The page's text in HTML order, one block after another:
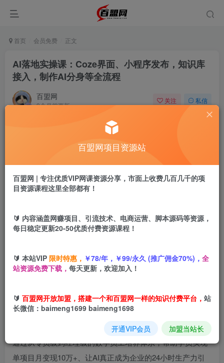
首页 会员免费 正文
AI落地实操课：Coze界面、小程序发布，知识库
接入，制作AI分身等全流程
百盟网
9个月前更新
关注 私信
盟币9.9
立即购买
2025年企业数字化转型的必修课，涵盖提示词工程、业务流
拆解、智能体搭建、工作流优化、效果调优五大核心模块，
通过从专员级到经理级的数字员工培养体系，帮助学员实现
单项目月变现10万+、让AI真正成为企业的24小时生产力引
百盟网项目资源站
百盟网 | 专注优质VIP网课资源分享，市面上收费几百几千的项
目资源课程这里全部都有！
🔰 内容涵盖网赚项目、引流技术、电商运营、脚本源码等资源，
每日稳定更新20-50优质付费资源课程！
🔰 本站VIP 限时特惠， ￥78/年，￥99/永久 (推广佣金70%)， 全
站资源免费下载， 每天更新，欢迎加入！
🔰 百盟网开放加盟，搭建一个和百盟网一样的知识付费平台， 站
长微信：baimeng1699 baimeng1698
开通VIP会员 加盟当站长